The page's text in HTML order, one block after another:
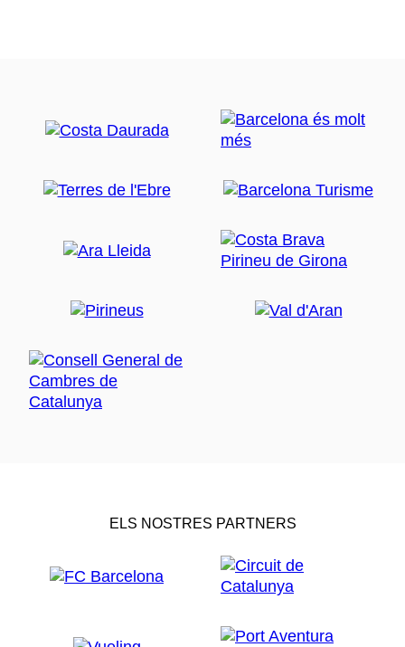
ELS NOSTRES PARTNERS